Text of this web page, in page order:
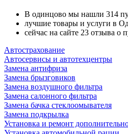
В одинцово мы нашли 314
лучшие товары и услуги в
сейчас на сайте 23 отзыва о
Автострахование
Автосервисы и автотехцентры
Замена антифриза
Замена брызговиков
Замена воздушного фильтра
Замена салонного фильтра
Замена бачка стеклоомывателя
Замена подкрылка
Установка и ремонт